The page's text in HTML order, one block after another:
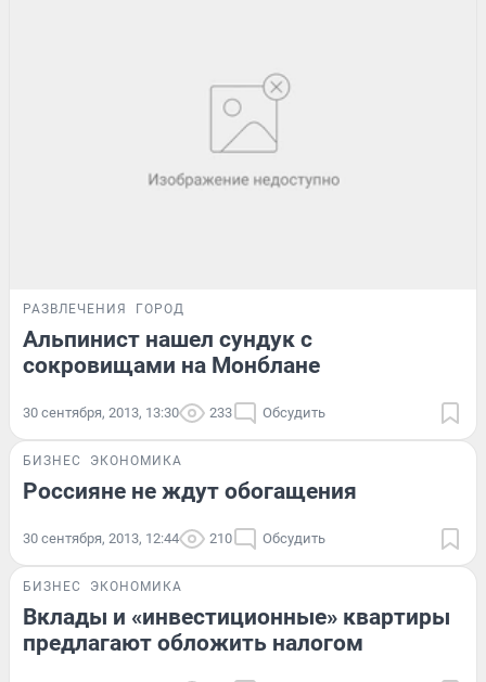
РАЗВЛЕЧЕНИЯ ГОРОД
Альпинист нашел сундук с
сокровищами на Монблане
30 сентября, 2013, 13:30 233 Обсудить
БИЗНЕС ЭКОНОМИКА
Россияне не ждут обогащения
30 сентября, 2013, 12:44 210 Обсудить
БИЗНЕС ЭКОНОМИКА
Вклады и «инвестиционные» квартиры
предлагают обложить налогом